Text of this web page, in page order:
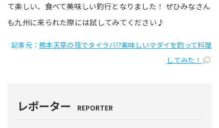
て楽しい、食べて美味しい釣行となりました！ ぜひみなさん
も九州に来られた際には試してみてください♪
記事元：熊本天草の筏でタイラバ!?美味しいマダイを釣って料理
してみた！
レポーター REPORTER